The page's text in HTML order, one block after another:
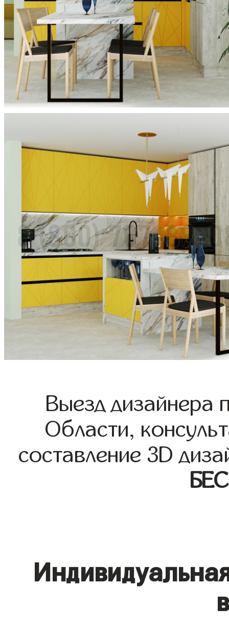
Выезд дизайнера
Области,
составление 3D